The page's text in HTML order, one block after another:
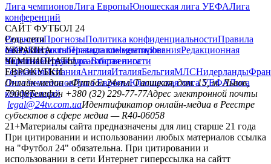
Лига чемпионовЛига ЕвропыЮношеская лига УЕФАЛига
конференций
САЙТ ФУТБОЛ 24
РедакцияПрогнозыПолитика конфиденциальностиПравила
сайтуКонтактыПравила комментированияРедакционная
политикаСтруктура собственности
Соц. сети
facebookxyoutubeinstagramtelegramviber
УКРАИНА
УкраинаПервая лигаВторая лига
ЧЕМПИОНАТЫ
ГерманияИспанияАнглияИталияБельгияМЛСНидерланды
ЕВРОКУБКИ
Лига чемпионовЛига ЕвропыЮношеская лига УЕФАЛига
конференций
Онлайн-медиа «Футбол 24»пл. Галицкая, дом. 15, м. Львов,
79008Телефон +380 (32) 229-77-77Адрес электронной почты
legal@24tv.com.uaИдентификатор онлайн-медиа в Реестре
субъектов в сфере медиа — R40-06058
21+Материалы сайта предназначены для лиц старше 21 года
При цитировании и использовании любых материалов ссылка
на "Футбол 24" обязательна. При цитировании и
использовании в сети Интернет гиперссылка на сайтт